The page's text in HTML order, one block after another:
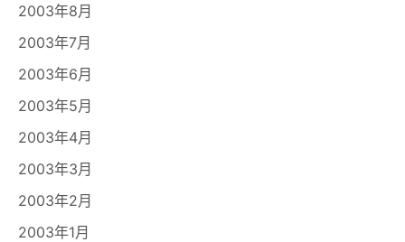
2003年8月
2003年7月
2003年6月
2003年5月
2003年4月
2003年3月
2003年2月
2003年1月